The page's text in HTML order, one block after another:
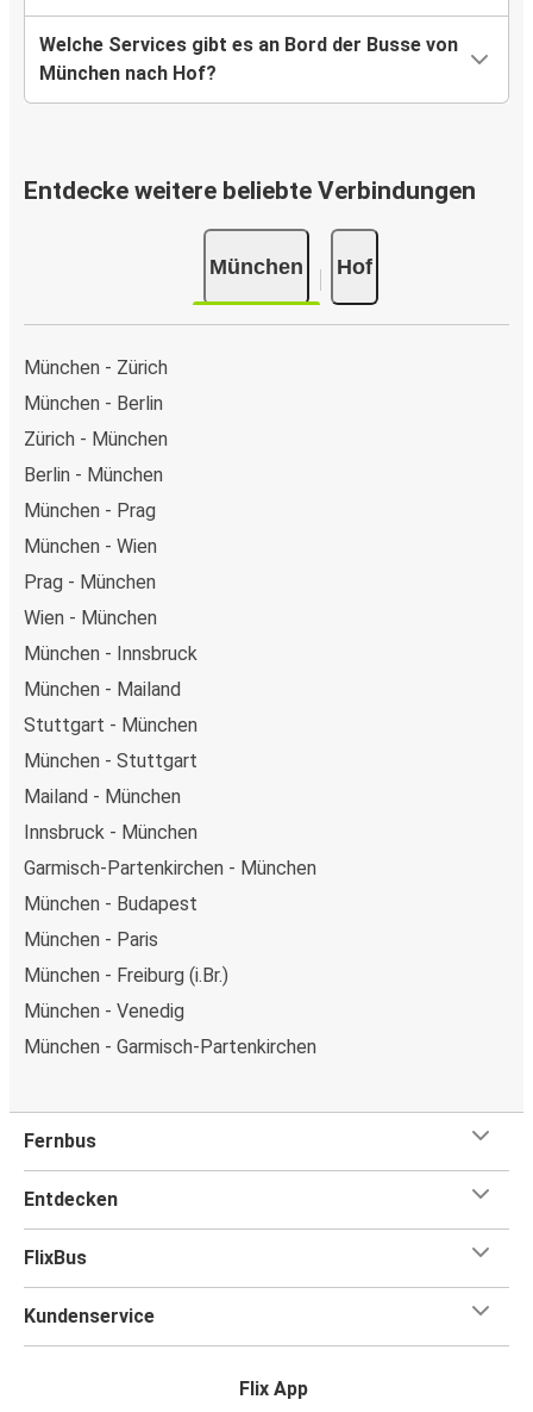
Welche Services gibt es an Bord der Busse von
München nach Hof?
Entdecke weitere beliebte Verbindungen
München Hof
München - Zürich
München - Berlin
Zürich - München
Berlin - München
München - Prag
München - Wien
Prag - München
Wien - München
München - Innsbruck
München - Mailand
Stuttgart - München
München - Stuttgart
Mailand - München
Innsbruck - München
Garmisch-Partenkirchen - München
München - Budapest
München - Paris
München - Freiburg (i.Br.)
München - Venedig
München - Garmisch-Partenkirchen
Fernbus
Entdecken
FlixBus
Kundenservice
Flix App